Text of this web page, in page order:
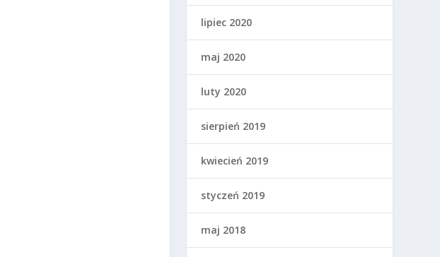
lipiec 2020
maj 2020
luty 2020
sierpień 2019
kwiecień 2019
styczeń 2019
maj 2018